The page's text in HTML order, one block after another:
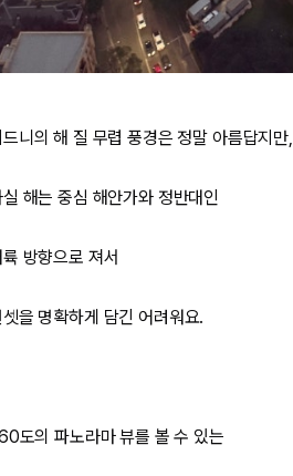
니의 해 질 무렵 풍경은 정말 아름답지만,
해는 중심 해안가와 정반대인
륙 방향으로 져서
을 명확하게 담긴 어려워요.
도의 파노라마 뷰를 볼 수 있는